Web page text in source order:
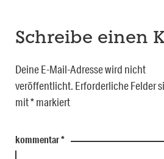
Schreibe einen
Deine E-Mail-Adresse wird nicht
veröffentlicht. Erforderliche Felder
mit*markiert
kommentar*